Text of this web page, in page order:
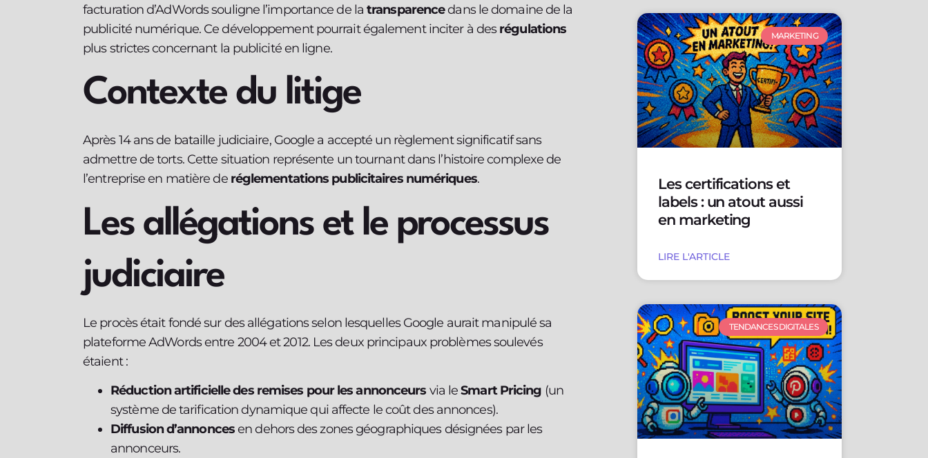
facturation d’AdWords souligne l’importance de latransparencedans le domaine de la
publicité numérique. Ce développement pourrait également inciter à desrégulations
plus strictes concernant la publicité en ligne.
Contexte du litige
Après 14 ans de bataille judiciaire, Google a accepté un règlement significatif sans
admettre de torts. Cette situation représente un tournant dans l’histoire complexe de
l’entreprise en matière de réglementations publicitaires numériques.
Les allégations et le processus
judiciaire
Le procès était fondé sur des allégations selon lesquelles Google aurait manipulé sa
plateforme AdWords entre 2004 et 2012. Les deux principaux problèmes soulevés
étaient :
Réduction artificielle des remises pour les annonceurs via leSmart Pricing (un
système de tarification dynamique qui affecte le coût des annonces).
Diffusion d’annoncesen dehors des zones géographiques désignées par les
annonceurs.
MARKETING
Les certifications et
labels : un atout aussi
en marketing
LIRE L'ARTICLE
TENDANCES DIGITALES